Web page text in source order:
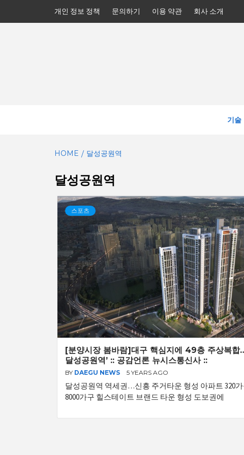
개인 정보 정책 문의하기 이용 약관 회사 소개
기술
HOME 달성공원역
달성공원역
스포츠
[분양시장 봄바람]대구 핵심지에 49층 주상복합
달성공원역’ :: 공감언론 뉴시스통신사 ::
BY DAEGU NEWS 5 YEARS AGO
달성공원역 역세권…신흥 주거타운 형성 아파트 320
8000가구 힐스테이트 브랜드 타운 형성 도보권에